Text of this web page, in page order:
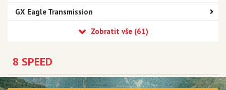
GX Eagle Transmission
Eagle 90 Transmission
XX DH Transmission - NEW!!!
Eagle S500 - NEW!!!
8 SPEED